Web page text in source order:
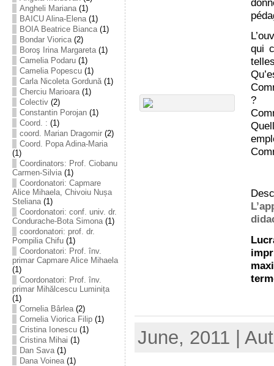
Angheli Mariana(1)
BAICU Alina-Elena(1)
BOIA Beatrice Bianca(1)
Bondar Viorica(2)
Boroş Irina Margareta(1)
Camelia Podaru(1)
Camelia Popescu(1)
Carla Nicoleta Gordună(1)
Cherciu Marioara(1)
Colectiv(2)
Constantin Porojan(1)
Coord. : (1)
coord. Marian Dragomir(2)
Coord. Popa Adina-Maria
(1)
Coordinators: Prof. Ciobanu
Carmen-Silvia(1)
Coordonatori: Capmare
Alice Mihaela, Chivoiu Nușa
Steliana(1)
Coordonatori: conf. univ. dr.
Condurache-Bota Simona(1)
coordonatori: prof. dr.
Pompilia Chifu(1)
Coordonatori: Prof. înv.
primar Capmare Alice Mihaela
(1)
Coordonatori: Prof. înv.
primar Mihălcescu Luminița
(1)
Cornelia Bârlea(2)
Cornelia Viorica Filip(1)
Cristina Ionescu(1)
Cristina Mihai (1)
Dan Sava(1)
Dana Voinea(1)
qui
?
June, 2011 |